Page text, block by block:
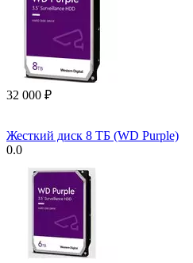
32 000 ₽
Жесткий диск 8 ТБ (WD Purple)
0.0